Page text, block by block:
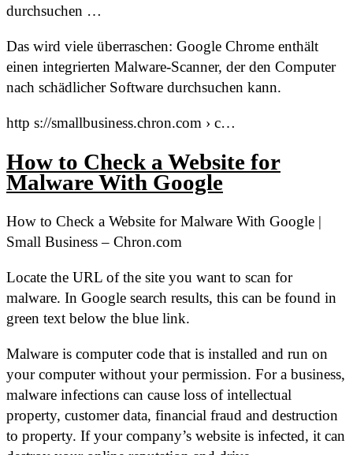
durchsuchen …
Das wird viele überraschen: Google Chrome enthält
einen integrierten Malware-Scanner, der den Computer
nach schädlicher Software durchsuchen kann.
http s://smallbusiness.chron.com › c…
How to Check a Website for
Malware With Google
How to Check a Website for Malware With Google |
Small Business – Chron.com
Locate the URL of the site you want to scan for
malware. In Google search results, this can be found in
green text below the blue link.
Malware is computer code that is installed and run on
your computer without your permission. For a business,
malware infections can cause loss of intellectual
property, customer data, financial fraud and destruction
to property. If your company’s website is infected, it can